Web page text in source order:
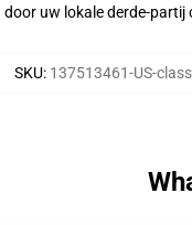
uw lokale derde-
SKU: 137513461-US-